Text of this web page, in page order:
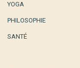
YOGA
PHILOSOPHIE
SANTÉ